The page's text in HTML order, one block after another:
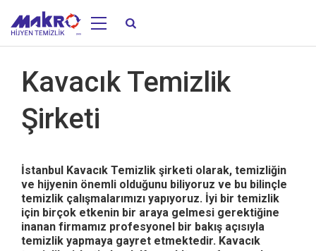
Kavacık Temizlik
Şirketi
İstanbul Kavacık Temizlik şirketi olarak, temizliğin
ve hijyenin önemli olduğunu biliyoruz ve bu bilinçle
temizlik çalışmalarımızı yapıyoruz. İyi bir temizlik
için birçok etkenin bir araya gelmesi gerektiğine
inanan firmamız profesyonel bir bakış açısıyla
temizlik yapmaya gayret etmektedir. Kavacık